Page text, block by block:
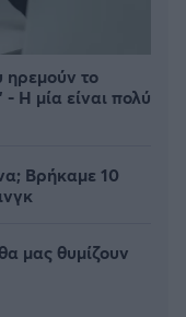
ηρεμούν το
Η μία είναι πολύ
Βρήκαμε 10
μας θυμίζουν